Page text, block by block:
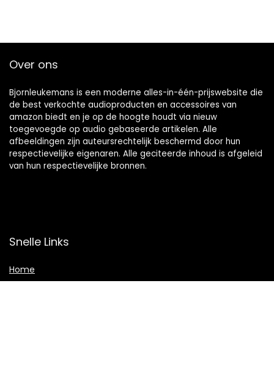
Over ons
Bjornleukemans is een moderne alles-in-één-prijswebsite die
de best verkochte audioproducten en accessoires van
amazon biedt en je op de hoogte houdt via nieuw
toegevoegde op audio gebaseerde artikelen. Alle
afbeeldingen zijn auteursrechtelijk beschermd door hun
respectievelijke eigenaren. Alle geciteerde inhoud is afgeleid
van hun respectievelijke bronnen.
Snelle Links
Home